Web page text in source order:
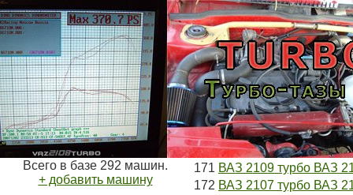
Всего в базе 292 машин.
+ добавить машину
171 ВАЗ 2109 турбо ВАЗ
172 ВАЗ 2107 турбо ВАЗ